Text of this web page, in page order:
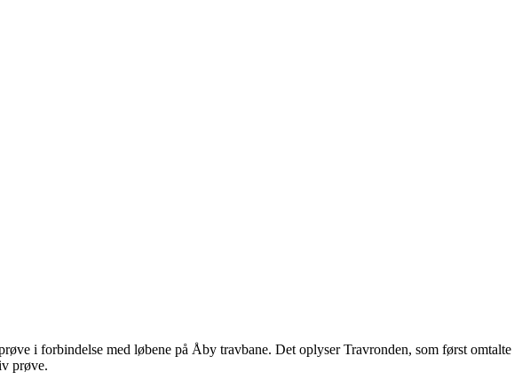
i forbindelse med løbene på Åby travbane. Det oplyser Travronden, som først omtalte
prøve.